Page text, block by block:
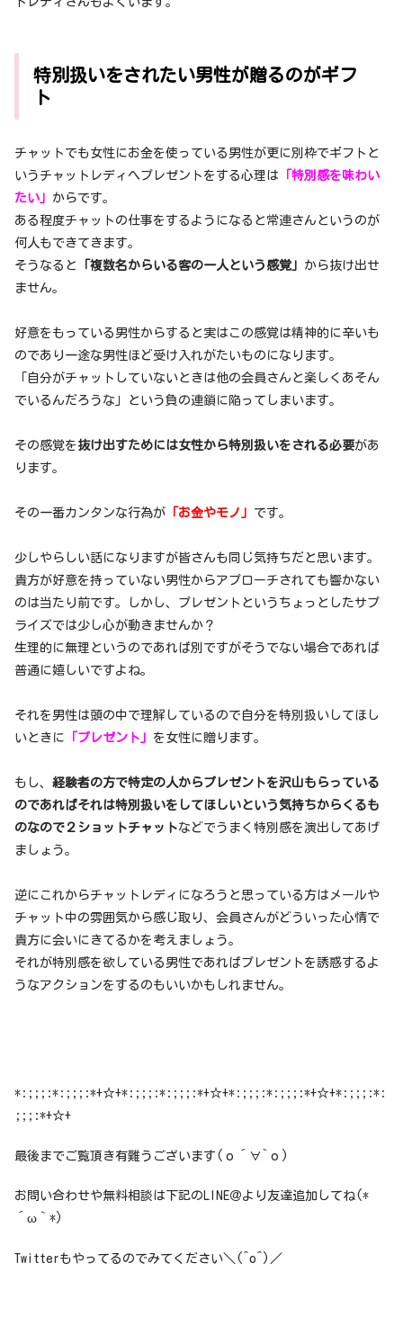
特別扱いをされたい男性が贈るのがギフ
ト
チャットでも女性にお金を使っている男性が更に別枠でギフトと
いうチャットレディへプレゼントをする心理は 「特別感を味わい
たい」 からです。
ある程度チャットの仕事をするようになると常連さんというのが
何人もできてきます。
そうなると
「複数名からいる客の一人という感覚」 から抜け出せ
ません。
好意をもっている男性からすると実はこの感覚は精神的に辛いも
のであり一途な男性ほど受け入れがたいものになります。
「自分がチャットしていないときは他の会員さんと楽しくあそん
でいるんだろうな」という負の連鎖に陥ってしまいます。
その感覚を抜け出すためには女性から特別扱いをされる必要があ
ります。
その一番カンタンな行為が 「お金やモノ」 です。
少しやらしい話になりますが皆さんも同じ気持ちだと思います。
貴方が好意を持っていない男性からアプローチされても響かない
のは当たり前です。しかし、プレゼントというちょっとしたサプ
ライズでは少し心が動きませんか？
生理的に無理というのであれば別ですがそうでない場合であれば
普通に嬉しいですよね。
それを男性は頭の中で理解しているので自分を特別扱いしてほし
いときに 「プレゼント」 を女性に贈ります。
もし、 経験者の方で特定の人からプレゼントを沢山もらっている
のであればそれは特別扱いをしてほしいという気持ちからくるも
のなので２ショットチャットなどでうまく特別感を演出してあげ
ましょう。
逆にこれからチャットレディになろうと思っている方はメールや
チャット中の雰囲気から感じ取り、会員さんがどういった心情で
貴方に会いにきてるかを考えましょう。
それが特別感を欲している男性であればプレゼントを誘惑するよ
うなアクションをするのもいいかもしれません。
*:;;;:*:;;;:*+☆+*:;;;:*:;;;:*+☆+*:;;;:*:;;;:*+☆+*:;;;:*:
;;;:*+☆+
最後までご覧頂き有難うございます(о´∀`о)
お問い合わせや無料相談は下記のLINE＠より友達追加してね(*
´ω｀*)
Twitterもやってるのでみてください＼(^o^)／